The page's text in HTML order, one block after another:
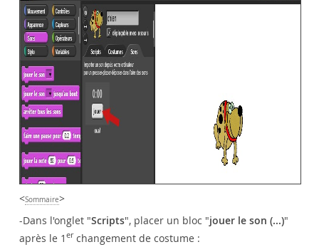
<Sommaire>
-Dans l'onglet "Scripts", placer un bloc "jouer le son (...)"
après le 1erchangement de costume :